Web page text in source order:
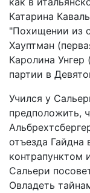
Катарина
"Похищении из
Хауптман
Каролина Унгер
партии в
Учился у
предположить,
отъезда Гайдна
контрапунктом
Сальери
Овладеть